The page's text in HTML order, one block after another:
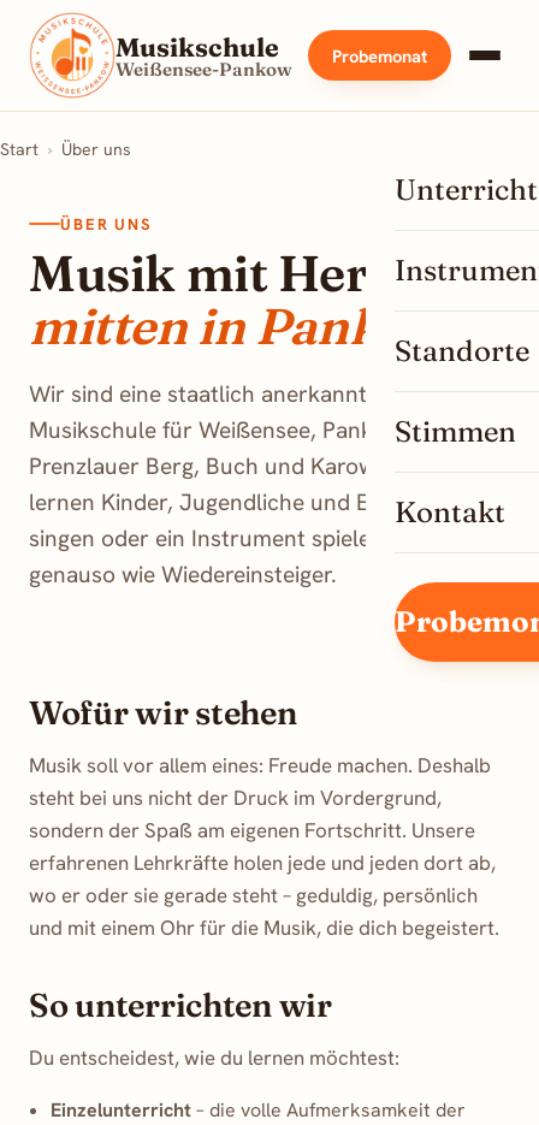
Musikschule
Weißensee-Pankow
Probemonat
Unterricht
Standorte
Stimmen
Kontakt
Start › Über uns
ÜBER UNS
Musik mit Herz –
mitten in Pankow.
Wir sind eine staatlich anerkannte
Musikschule für Weißensee, Pankow,
Prenzlauer Berg, Buch und Karow. Bei uns
lernen Kinder, Jugendliche und Erwachsene
singen oder ein Instrument spielen – Anfänger
genauso wie Wiedereinsteiger.
Wofür wir stehen
Musik soll vor allem eines: Freude machen. Deshalb
steht bei uns nicht der Druck im Vordergrund,
sondern der Spaß am eigenen Fortschritt. Unsere
erfahrenen Lehrkräfte holen jede und jeden dort ab,
wo er oder sie gerade steht – geduldig, persönlich
und mit einem Ohr für die Musik, die dich begeistert.
So unterrichten wir
Du entscheidest, wie du lernen möchtest:
Einzelunterricht– die volle Aufmerksamkeit der